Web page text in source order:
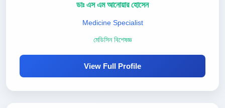
ডাঃ এস এম আনোয়ার হোসেন
Medicine Specialist
মেডিসিন বিশেষজ্ঞ
View Full Profile